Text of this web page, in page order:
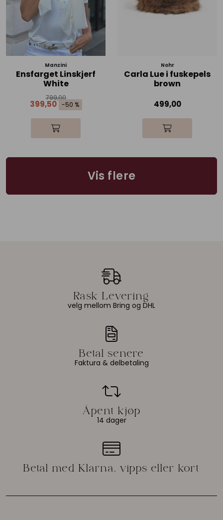
Manzini
Ensfarget Linskjerf
White
799,00
399,50 -50 %
Nohr
Carla Lue i fuskepels
brown
499,00
Vis flere
velg mellom Bring og DHL
Faktura & delbetaling
14 dager